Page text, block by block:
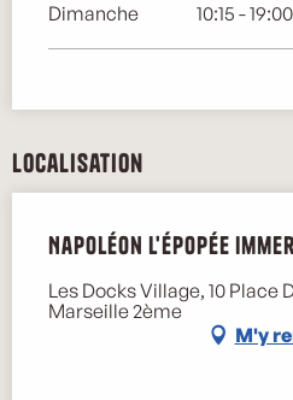
Dimanche 10:15 - 19:00
Localisation
Napoléon l'épopée
Les Docks Village, 10 Place
Marseille 2ème
M'y